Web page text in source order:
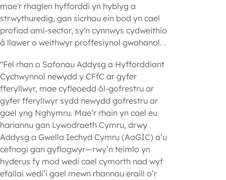
mae'r rhaglen hyfforddi yn hyblyg a
strwythuredig, gan sicrhau ein bod yn cael
profiad aml-sector, sy'n cynnwys cydweithio
â llawer o weithwyr proffesiynol gwahanol. .
"Fel rhan o Safonau Addysg a Hyfforddiant
Cychwynnol newydd y CFfC ar gyfer
fferyllwyr, mae cyfleoedd ôl-gofrestru ar
gyfer fferyllwyr sydd newydd gofrestru ar
gael yng Nghymru. Mae’r rhain yn cael eu
hariannu gan Lywodraeth Cymru, drwy
Addysg a Gwella Iechyd Cymru (AaGIC) a’u
cefnogi gan gyflogwyr—rwy’n teimlo yn
hyderus fy mod wedi cael cymorth nad wyf
efallai wedi’i gael mewn rhannau eraill o’r